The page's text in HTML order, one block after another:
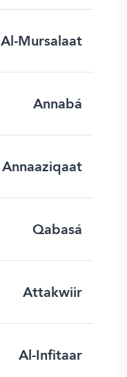
Al-Mursalaat
Annabá
Annaaziqaat
Qabasá
Attakwiir
Al-Infitaar